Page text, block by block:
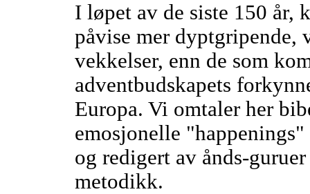
I løpet av de siste 150 år,
påvise mer dyptgripende,
vekkelser, enn de som
adventbudskapets
Europa. Vi omtaler her
emosjonelle
og redigert av ånds-
metodikk.